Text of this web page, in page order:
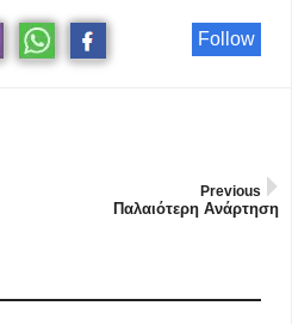
Follow
Previous
Παλαιότερη Ανάρτηση